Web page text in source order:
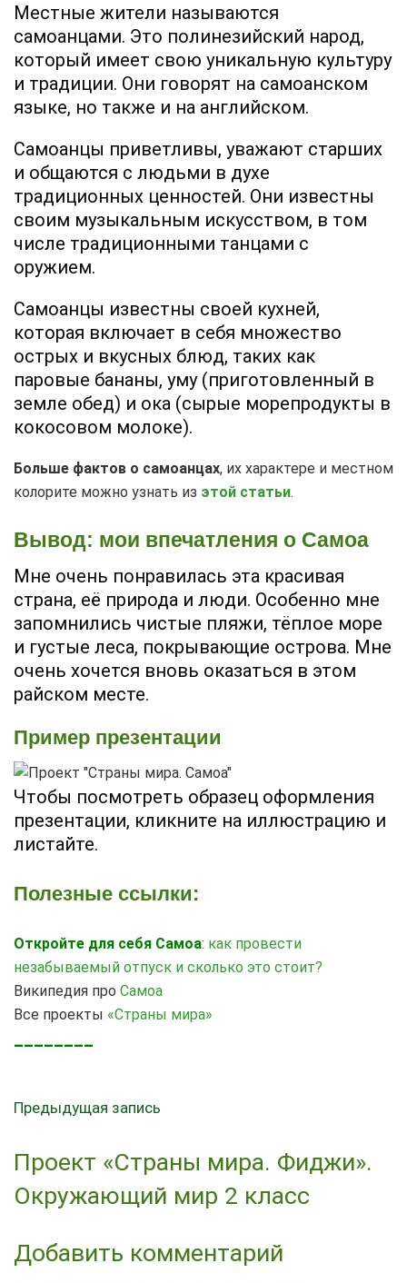
Местные жители называются
самоанцами. Это полинезийский народ,
который имеет свою уникальную культуру
и традиции. Они говорят на самоанском
языке, но также и на английском.
Самоанцы приветливы, уважают старших
и общаются с людьми в духе
традиционных ценностей. Они известны
своим музыкальным искусством, в том
числе традиционными танцами с
оружием.
Самоанцы известны своей кухней,
которая включает в себя множество
острых и вкусных блюд, таких как
паровые бананы, уму (приготовленный в
земле обед) и ока (сырые морепродукты в
кокосовом молоке).
Больше фактов о самоанцах, их характере и местном
колорите можно узнать из этой статьи.
Вывод: мои впечатления о Самоа
Мне очень понравилась эта красивая
страна, её природа и люди. Особенно мне
запомнились чистые пляжи, тёплое море
и густые леса, покрывающие острова. Мне
очень хочется вновь оказаться в этом
райском месте.
Пример презентации
Чтобы посмотреть образец оформления
презентации, кликните на иллюстрацию и
листайте.
Полезные ссылки:
Откройте для себя Самоа: как провести
незабываемый отпуск и сколько это стоит?
Википедия про Самоа
Все проекты «Страны мира»
________
Предыдущая запись
Проект «Страны мира. Фиджи».
Окружающий мир 2 класс
Добавить комментарий